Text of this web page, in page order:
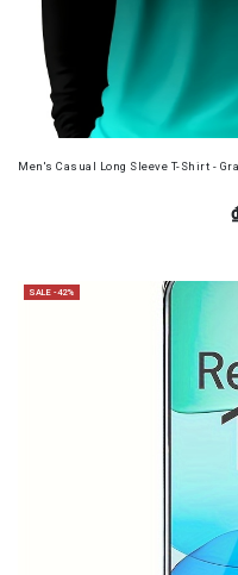
Men's Casual Long Sleeve T-Shirt -
SALE -42%